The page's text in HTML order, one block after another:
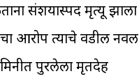
संशयास्पद मृत्यू झाला
आरोप त्याचे वडील नवल
पुरलेला मृतदेह